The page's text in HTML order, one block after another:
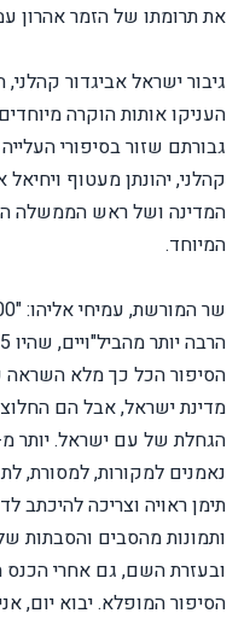
את תרומתו של הזמר אהרון
גיבור ישראל אביגדור
העניקו אותות הוקרה
גבורתם שזור בסיפורי
קהלני, יהונתן מעטוף
המדינה ושל ראש הממשלה
המיוחד.
הסיפור הכל כך מלא
מדינת ישראל, אבל הם
נאמנים למקורות, למסורת,
תימן ראויה וצריכה להיכתב
ותמונות מהסבים והסבתות
ובעזרת השם, גם אחרי הכנס
הסיפור המופלא. יבוא יום,